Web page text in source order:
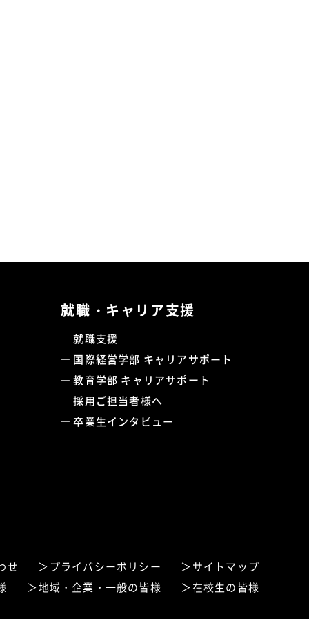
就職・キャリア支援
就職支援
国際経営学部 キャリアサポート
教育学部 キャリアサポート
採用ご担当者様へ
卒業生インタビュー
せ プライバシーポリシー
サイトマップ
地域・企業・一般の皆様 在校生の皆様